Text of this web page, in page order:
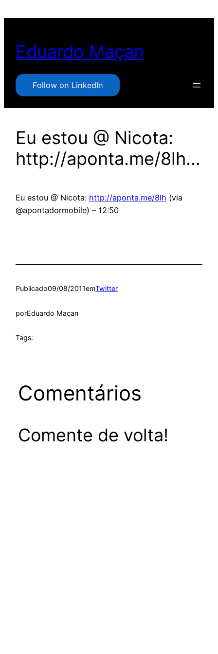
conteúdo
Eduardo Maçan
Follow on LinkedIn
Eu estou @ Nicota:
http://aponta.me/8lh…
Eu estou @ Nicota: http://aponta.me/8lh (via
@apontadormobile) – 12:50
Publicado09/08/2011emTwitter
porEduardo Maçan
Tags:
Comentários
Comente de volta!